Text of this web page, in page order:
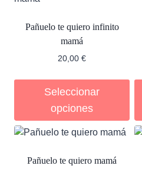
Pañuelo te quiero infinito
mamá
20,00 €
Seleccionar
opciones
Pañuelo te quiero mamá